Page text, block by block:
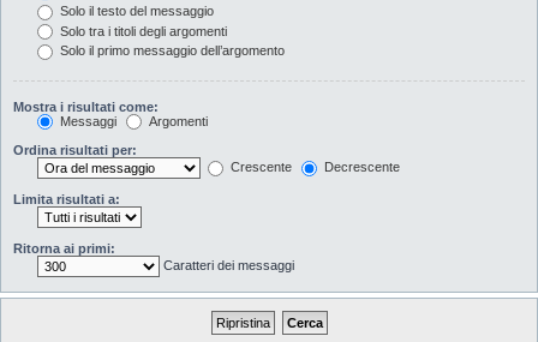
Solo il testo del messaggio
Solo tra i titoli degli argomenti
Solo il primo messaggio dell’argomento
Mostra i risultati come:
Messaggi
Argomenti
Ordina risultati per:
Crescente
Decrescente
Limita risultati a:
Ritorna ai primi:
Caratteri dei messaggi